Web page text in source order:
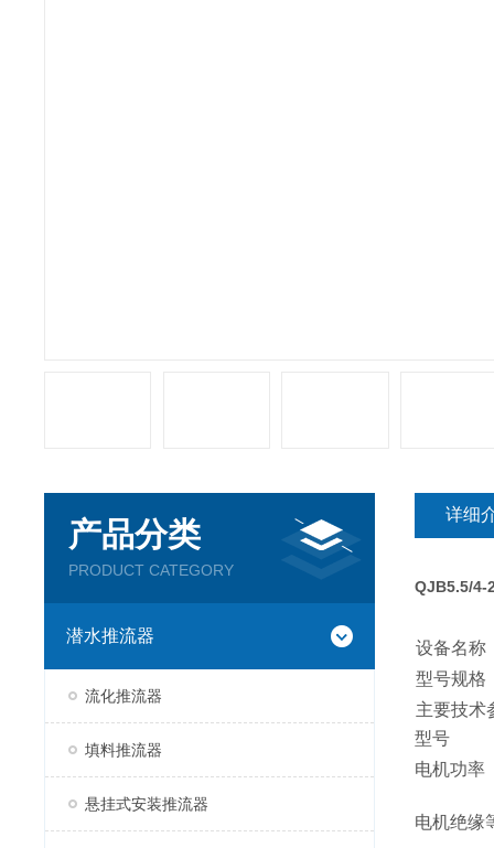
产品分类
PRODUCT CATEGORY
潜水推流器
流化推流器
填料推流器
悬挂式安装推流器
详细
QJB5.5/4-
设备名称
型号规格
3． 主要技术
型号
电机功率
电机绝缘